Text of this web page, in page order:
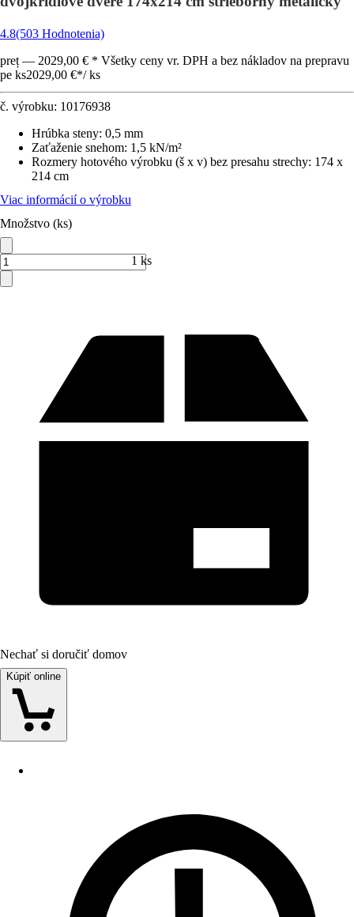
4.8(503 Hodnotenia)
preț — 2029,00 € * Všetky ceny vr. DPH a bez nákladov na prepravu
pe ks2029,00 €*/ ks
č. výrobku: 10176938
Hrúbka steny: 0,5 mm
Zaťaženie snehom: 1,5 kN/m²
Rozmery hotového výrobku (š x v) bez presahu strechy: 174 x
214 cm
Viac informácií o výrobku
Množstvo (ks)
1 ks
Nechať si doručiť domov
Kúpiť online